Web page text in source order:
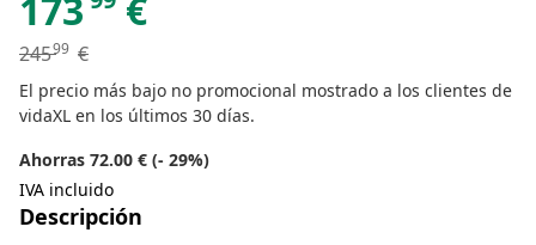
173 €
24599 €
El precio más bajo no promocional mostrado a los clientes de
vidaXL en los últimos 30 días.
Ahorras 72.00 € (- 29%)
IVA incluido
Descripción